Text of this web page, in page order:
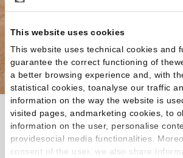
This website uses cookies
This website uses technical cookies and
guarantee the correct functioning of
a better browsing experience and, with
statistical cookies, toanalyse our traffic
information on the way the website is
visited pages, andmarketing cookies, to
information on the user, personalise
providesocial media functionalities.
consent of the user, we also share
La esencia de la tierra se alía
atemporal del gres